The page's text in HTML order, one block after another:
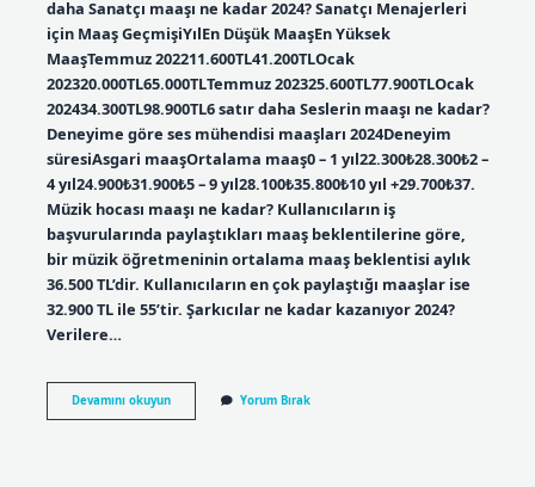
daha Sanatçı maaşı ne kadar 2024? Sanatçı Menajerleri
için Maaş GeçmişiYılEn Düşük MaaşEn Yüksek
MaaşTemmuz 202211.600TL41.200TLOcak
202320.000TL65.000TLTemmuz 202325.600TL77.900TLOcak
202434.300TL98.900TL6 satır daha Seslerin maaşı ne kadar?
Deneyime göre ses mühendisi maaşları 2024Deneyim
süresiAsgari maaşOrtalama maaş0 – 1 yıl22.300₺28.300₺2 –
4 yıl24.900₺31.900₺5 – 9 yıl28.100₺35.800₺10 yıl +29.700₺37.
Müzik hocası maaşı ne kadar? Kullanıcıların iş
başvurularında paylaştıkları maaş beklentilerine göre,
bir müzik öğretmeninin ortalama maaş beklentisi aylık
36.500 TL’dir. Kullanıcıların en çok paylaştığı maaşlar ise
32.900 TL ile 55’tir. Şarkıcılar ne kadar kazanıyor 2024?
Verilere…
Devamını okuyunŞarkı
Maaşı
Yorum Bırak